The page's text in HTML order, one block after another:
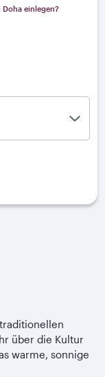
Doha einlegen?
über die Kultur
warme, sonnige